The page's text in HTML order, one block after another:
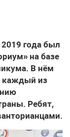
года был
на базе
В нём
каждый из
Ребят,